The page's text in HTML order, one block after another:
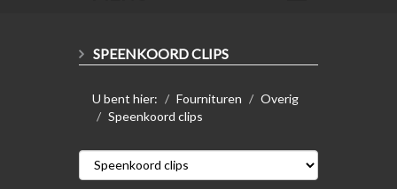
SPEENKOORD CLIPS
U bent hier: Fournituren
Overig
Speenkoord clips